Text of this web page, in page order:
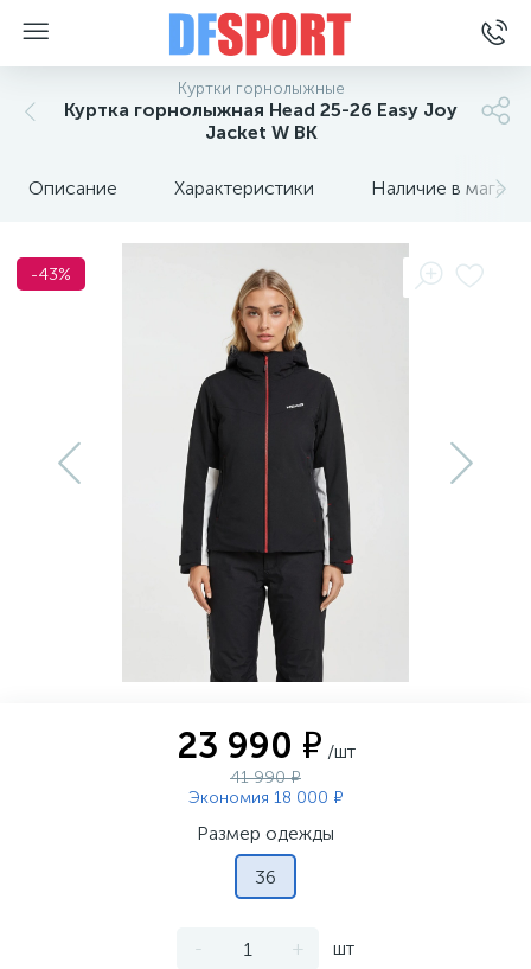
Куртки горнолыжные
Куртка горнолыжная Head 25-26 Easy Joy
Jacket W BK
Описание Характеристики Наличие в
-43%
23 990 ₽ /шт
41 990 ₽
Экономия 18 000 ₽
Размер одежды
36
- + шт